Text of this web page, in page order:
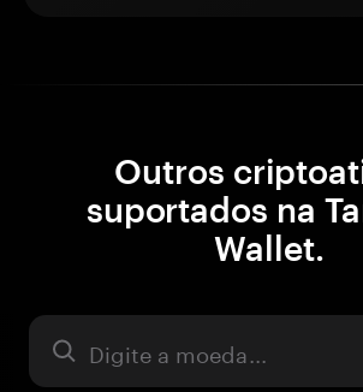
Outros
suportados na
Wallet.
Ativo